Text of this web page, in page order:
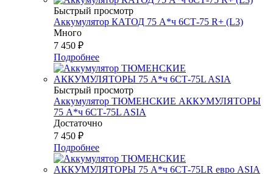
Быстрый просмотр
Аккумулятор КАТОД 75 А*ч 6СТ-75 R+ (L3)
Много
7 450 ₽
Подробнее
Быстрый просмотр
Аккумулятор ТЮМЕНСКИЕ АККУМУЛЯТОРЫ
75 А*ч 6СТ-75L ASIA
Достаточно
7 450 ₽
Подробнее